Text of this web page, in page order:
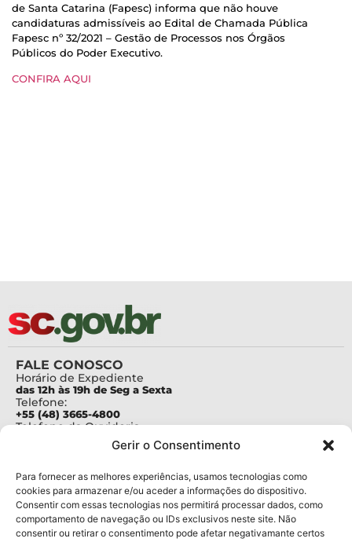
Gerir o Consentimento
Para fornecer as melhores experiências, usamos tecnologias como
cookies para armazenar e/ou aceder a informações do dispositivo.
Consentir com essas tecnologias nos permitirá processar dados, como
comportamento de navegação ou IDs exclusivos neste site. Não
consentir ou retirar o consentimento pode afetar negativamante certos
de Santa Catarina (Fapesc) informa que não houve
candidaturas admissíveis ao Edital de Chamada Pública
Fapesc nº 32/2021 – Gestão de Processos nos Órgãos
Públicos do Poder Executivo.
CONFIRA AQUI
FALE CONOSCO
Horário de Expediente
das 12h às 19h de Seg a Sexta
Telefone:
+55 (48) 3665-4800
Telefone da Ouvidoria
Para assuntos relacionados à Pesquisa
pesquisa@fapesc.sc.gov.br
Para assuntos relacionados à Inovação
inovacao@fapesc.sc.gov.br
Para assuntos relacionados à Bolsas
bolsas@fapesc.sc.gov.br